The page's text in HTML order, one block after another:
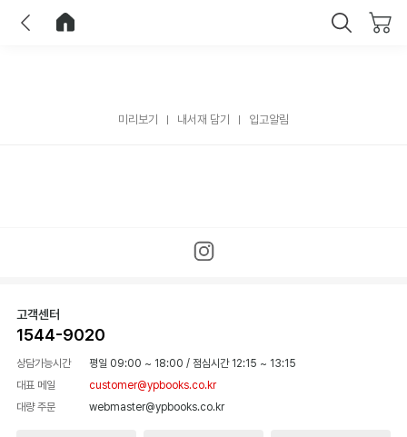
미리보기 내서재 담기 입고알림
고객센터
1544-9020
상담가능시간 평일 09:00 ~ 18:00 / 점심시간 12:15 ~ 13:15
대표 메일
customer@ypbooks.co.kr
대량 주문
webmaster@ypbooks.co.kr